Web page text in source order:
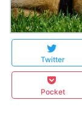
Twitter
Pocket